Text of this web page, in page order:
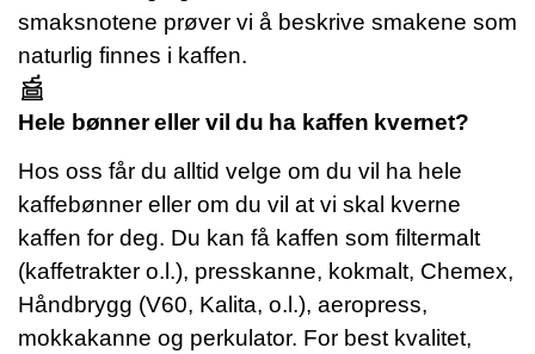
smaksnotene prøver vi å beskrive smakene som
naturlig finnes i kaffen.
Hele bønner eller vil du ha kaffen kvernet?
Hos oss får du alltid velge om du vil ha hele
kaffebønner eller om du vil at vi skal kverne
kaffen for deg. Du kan få kaffen som filtermalt
(kaffetrakter o.l.), presskanne, kokmalt, Chemex,
Håndbrygg (V60, Kalita, o.l.), aeropress,
mokkakanne og perkulator. For best kvalitet,